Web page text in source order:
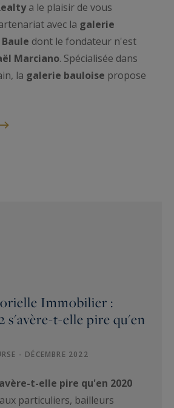
a le plaisir de vous
avec la galerie
Baule dont le fondateur n'est
Marciano. Spécialisée dans
la galerie bauloise propose
Immobilier :
s'avère-t-elle pire qu'en
- DÉCEMBRE 2022
t-elle pire qu'en 2020
particuliers, bailleurs